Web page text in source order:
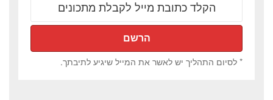
* לסיום התהליך יש לאשר את המייל שיגיע לתיבתך.